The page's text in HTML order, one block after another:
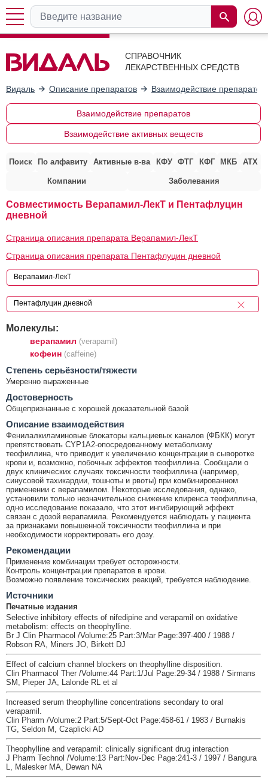
СПРАВОЧНИК
ЛЕКАРСТВЕННЫХ СРЕДСТВ
Видаль Описание препаратов Взаимодействие препаратов
Взаимодействие препаратов
Взаимодействие активных веществ
Поиск По алфавиту Активные в-ва КФУ ФТГ КФГ МКБ АТХ
Компании Заболевания
Совместимость Верапамил-ЛекТ и Пентафлуцин
дневной
Страница описания препарата Верапамил-ЛекТ
Страница описания препарата Пентафлуцин дневной
Молекулы:
верапамил (verapamil)
кофеин (caffeine)
Cтепень серьёзности/тяжести
Умеренно выраженные
Достоверность
Общепризнанные с хорошей доказательной базой
Описание взаимодействия
Фенилалкиламиновые блокаторы кальциевых каналов (ФБКК) могут
препятствовать CYP1А2-опосредованному метаболизму
теофиллина, что приводит к увеличению концентрации в сыворотке
крови и, возможно, побочных эффектов теофиллина. Сообщали о
двух клинических случаях токсичности теофиллина (например,
синусовой тахикардии, тошноты и рвоты) при комбинированном
применении с верапамилом. Некоторые исследования, однако,
установили только незначительное снижение клиренса теофиллина,
одно исследование показало, что этот ингибирующий эффект
связан с дозой верапамила. Рекомендуется наблюдать у пациента
за признаками повышенной токсичности теофиллина и при
необходимости корректировать его дозу.
Рекомендации
Применение комбинации требует осторожности.
Контроль концентрации препаратов в крови.
Возможно появление токсических реакций, требуется наблюдение.
Источники
Печатные издания
Selective inhibitory effects of nifedipine and verapamil on oxidative
metabolism: effects on theophylline.
Br J Clin Pharmacol /Volume:25 Part:3/Mar Page:397-400 / 1988 /
Robson RA, Miners JO, Birkett DJ
Effect of calcium channel blockers on theophylline disposition.
Clin Pharmacol Ther /Volume:44 Part:1/Jul Page:29-34 / 1988 / Sirmans
SM, Pieper JA, Lalonde RL et al
Increased serum theophylline concentrations secondary to oral
verapamil.
Clin Pharm /Volume:2 Part:5/Sept-Oct Page:458-61 / 1983 / Burnakis
TG, Seldon M, Czaplicki AD
Theophylline and verapamil: clinically significant drug interaction
J Pharm Technol /Volume:13 Part:Nov-Dec Page:241-3 / 1997 / Bangura
L, Malesker MA, Dewan NA